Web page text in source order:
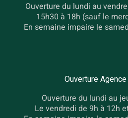
Ouverture du lundi au
15h30 à 18h (sauf le
En semaine impaire le
Ouverture
Ouverture du lundi au
Le vendredi de 9h à 12h